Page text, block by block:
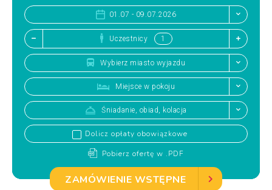
01.07 - 09.07.2026
Uczestnicy
Wybierz miasto wyjazdu
Miejsce w pokoju
Śniadanie, obiad, kolacja
Dolicz opłaty obowiązkowe
Pobierz ofertę w .PDF
ZAMÓWIENIE WSTĘPNE